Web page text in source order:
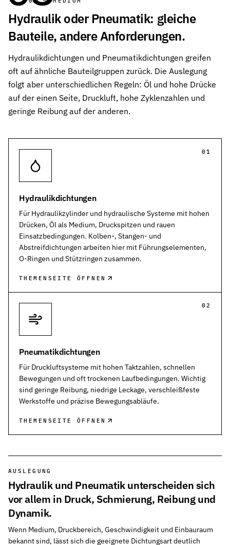
Hydraulik oder Pneumatik: gleiche
Bauteile, andere Anforderungen.
Hydraulikdichtungen und Pneumatikdichtungen greifen
oft auf ähnliche Bauteilgruppen zurück. Die Auslegung
folgt aber unterschiedlichen Regeln: Öl und hohe Drücke
auf der einen Seite, Druckluft, hohe Zyklenzahlen und
geringe Reibung auf der anderen.
01
Hydraulikdichtungen
Für Hydraulikzylinder und hydraulische Systeme mit hohen
Drücken, Öl als Medium, Druckspitzen und rauen
Einsatzbedingungen. Kolben-, Stangen- und
Abstreifdichtungen arbeiten hier mit Führungselementen,
O-Ringen und Stützringen zusammen.
THEMENSEITE ÖFFNEN
02
Pneumatikdichtungen
Für Druckluftsysteme mit hohen Taktzahlen, schnellen
Bewegungen und oft trockenen Laufbedingungen. Wichtig
sind geringe Reibung, niedrige Leckage, verschleißfeste
Werkstoffe und präzise Bewegungsabläufe.
THEMENSEITE ÖFFNEN
AUSLEGUNG
Hydraulik und Pneumatik unterscheiden sich
vor allem in Druck, Schmierung, Reibung und
Dynamik.
Wenn Medium, Druckbereich, Geschwindigkeit und Einbauraum
bekannt sind, lässt sich die geeignete Dichtungsart deutlich